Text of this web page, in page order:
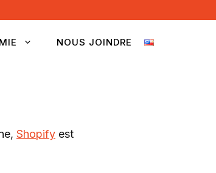
NOUS JOINDRE
Shopify est